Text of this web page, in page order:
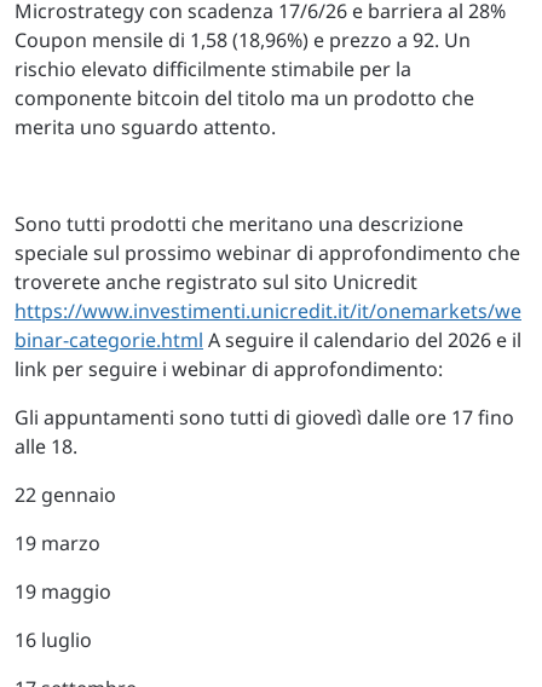
Microstrategy con scadenza 17/6/26 e barriera al 28%
Coupon mensile di 1,58 (18,96%) e prezzo a 92. Un
rischio elevato difficilmente stimabile per la
componente bitcoin del titolo ma un prodotto che
merita uno sguardo attento.
Sono tutti prodotti che meritano una descrizione
speciale sul prossimo webinar di approfondimento che
troverete anche registrato sul sito Unicredit
https://www.investimenti.unicredit.it/it/onemarkets/we
binar-categorie.html A seguire il calendario del 2026 e il
link per seguire i webinar di approfondimento:
Gli appuntamenti sono tutti di giovedì dalle ore 17 fino
alle 18.
22 gennaio
19 marzo
19 maggio
16 luglio